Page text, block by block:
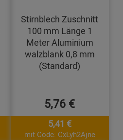
Stirnblech Zuschnitt
100 mm Länge 1
Meter Aluminium
walzblank 0,8 mm
(Standard)
5,76 €
5,41 €
mit Code: CxLyh2Ajne